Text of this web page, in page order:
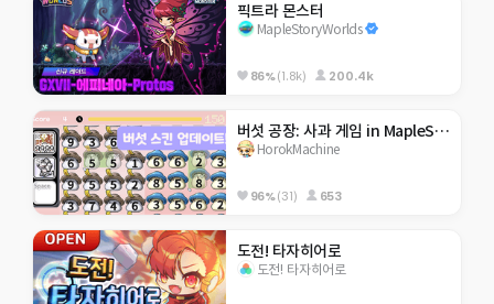
픽트라 몬스터
MapleStoryWorlds
86%(1.8k) 200.4k
버섯 공장: 사과 게임 in MapleStory World
HorokMachine
96%(31) 653
도전! 타자히어로
도전! 타자히어로